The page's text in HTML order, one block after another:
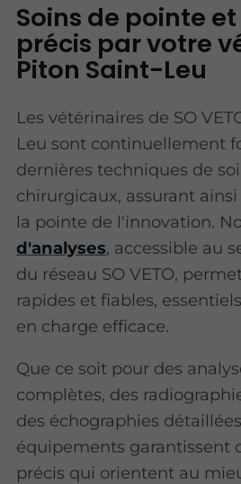
Soins de pointe
précis par votre
Piton Saint-Leu
Les vétérinaires de SO
Leu sont continuellement
dernières techniques de
chirurgicaux, assurant
la pointe de l'innovation.
d'analyses, accessible au
du réseau SO VETO,
rapides et fiables,
en charge efficace.
Que ce soit pour des
complètes, des
des échographies
équipements garantissent
précis qui orientent au